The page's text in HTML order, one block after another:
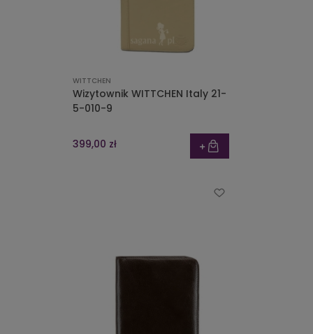
WITTCHEN
Wizytownik WITTCHEN Italy 21-
5-010-9
399,00 zł